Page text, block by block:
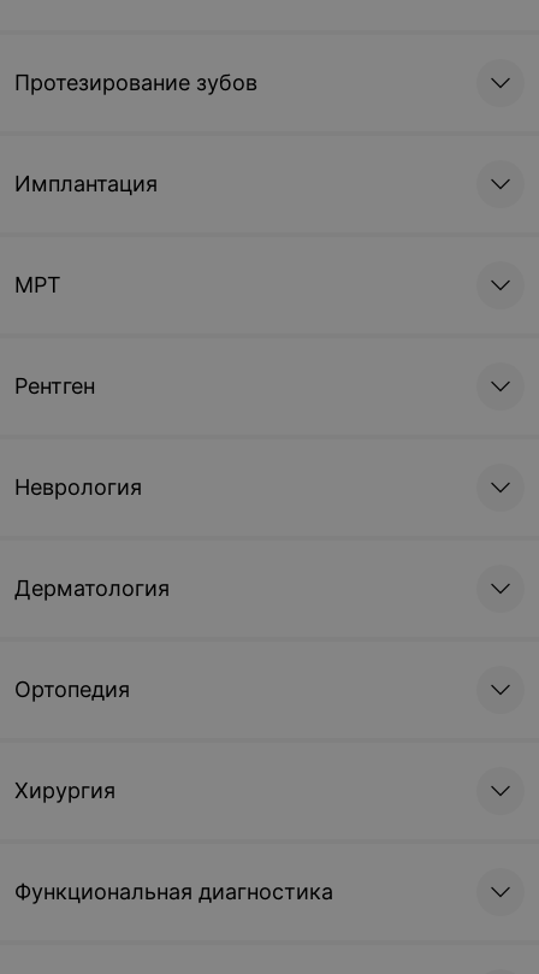
Протезирование зубов
Имплантация
МРТ
Рентген
Неврология
Дерматология
Ортопедия
Хирургия
Функциональная диагностика